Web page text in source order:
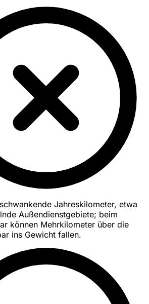
Jahreskilometer, etwa
Außendienstgebiete; beim
können Mehrkilometer über die
ins Gewicht fallen.